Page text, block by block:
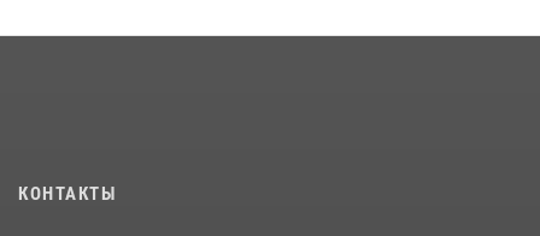
КОНТАКТЫ